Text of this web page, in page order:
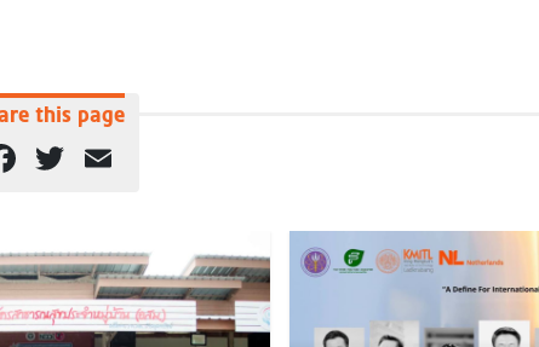
this page
Facebook
Twitter